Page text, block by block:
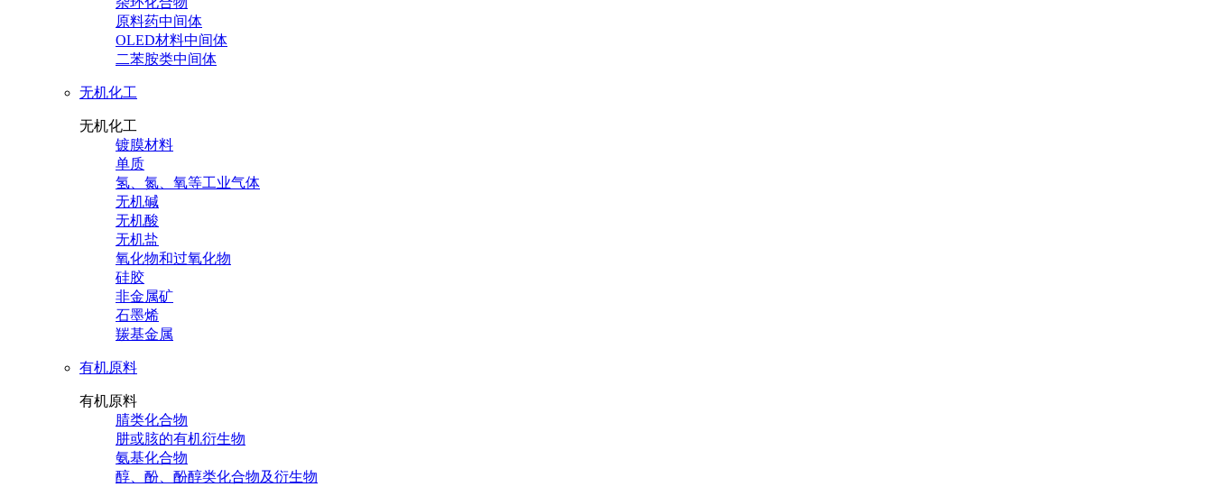
原料药中间体
OLED材料中间体
二苯胺类中间体
无机化工
无机化工
镀膜材料
单质
氢、氮、氧等工业气体
无机碱
无机酸
无机盐
氧化物和过氧化物
硅胶
非金属矿
石墨烯
羰基金属
有机原料
有机原料
腈类化合物
肼或胲的有机衍生物
氨基化合物
醇、酚、酚醇类化合物及衍生物